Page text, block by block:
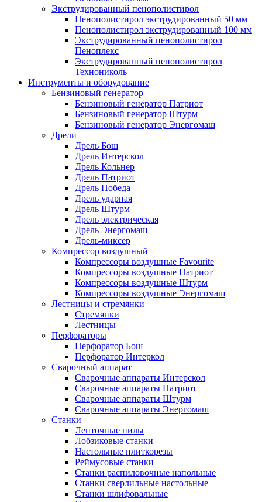
Экструдированный пенополистирол
Пенополистирол экструдированный 50 мм
Пенополистирол экструдированный 100 мм
Экструдированный пенополистирол
Пеноплекс
Экструдированный пенополистирол
Технониколь
Инструменты и оборудование
Бензиновый генератор
Бензиновый генератор Патриот
Бензиновый генератор Штурм
Бензиновый генератор Энергомаш
Дрели
Дрель Бош
Дрель Интерскол
Дрель Кольнер
Дрель Патриот
Дрель Победа
Дрель ударная
Дрель Штурм
Дрель электрическая
Дрель Энергомаш
Дрель-миксер
Компрессор воздушный
Компрессоры воздушные Favourite
Компрессоры воздушные Патриот
Компрессоры воздушные Штурм
Компрессоры воздушные Энергомаш
Лестницы и стремянки
Стремянки
Лестницы
Перфораторы
Перфоратор Бош
Перфоратор Интеркол
Сварочный аппарат
Сварочные аппараты Интерскол
Сварочные аппараты Патриот
Сварочные аппараты Штурм
Сварочные аппараты Энергомаш
Станки
Ленточные пилы
Лобзиковые станки
Настольные плиткорезы
Реймусовые станки
Станки распиловочные напольные
Станки сверлильные настольные
Станки шлифовальные